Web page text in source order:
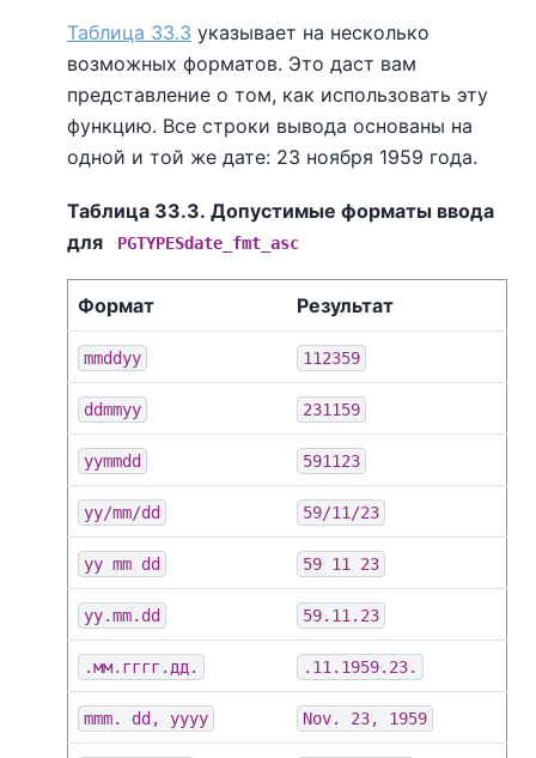
Таблица 33.3 указывает на несколько
возможных форматов. Это даст вам
представление о том, как использовать эту
функцию. Все строки вывода основаны на
одной и той же дате: 23 ноября 1959 года.
Таблица 33.3. Допустимые форматы ввода
для
PGTYPESdate_fmt_asc
Формат Результат
mmddyy 112359
ddmmyy 231159
yymmdd 591123
yy/mm/dd 59/11/23
yy mm dd 59 11 23
yy.mm.dd 59.11.23
.мм.гггг.дд. .11.1959.23.
mmm. dd, yyyy Nov. 23, 1959